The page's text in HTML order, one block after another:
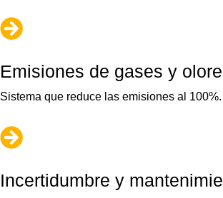

Emisiones de gases y
Sistema que reduce las emisiones al 100%.

Incertidumbre y